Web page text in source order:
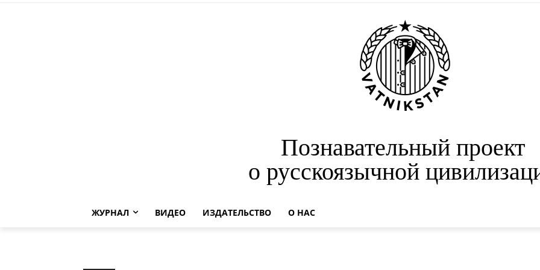
Познавательный проект
о русскоязычной
ЖУРНАЛ ВИДЕО ИЗДАТЕЛЬСТВО О НАС